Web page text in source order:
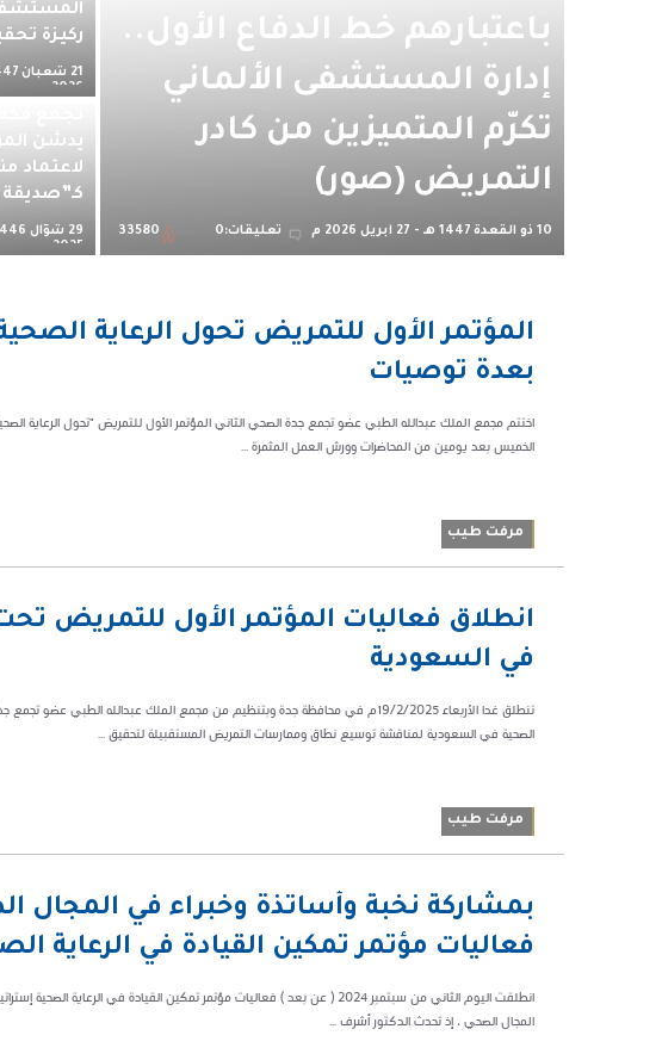
باعتبارهم خط الدفاع الأول..
إدارة المستشفى الألماني
تكرّم المتميزين من كادر
التمريض (صور)
10 ذو القعدة 1447 هـ - 27 أبريل 2026 م تعليقات:0 33580
ركيزة
2026 م
«بيئة
يدشن
لاعتماد
2025 م
المؤتمر الأول للتمريض تحول الرعاية
بعدة توصيات
اختتم مجمع الملك عبدالله الطبي عضو تجمع جدة الصحي الثاني المؤتمر الأول للتمريض "تحول الرعاية
الخميس بعد يومين من المحاضرات وورش العمل المثمرة ...
مرفت طيب
انطلاق فعاليات المؤتمر الأول للتمريض
في السعودية
تنطلق غدا الأربعاء 19/2/2025م في محافظة جدة وبتنظيم من مجمع الملك عبدالله
الصحية في السعودية لمناقشة توسيع نطاق وممارسات التمريض المستقبيلة لتحقيق ...
مرفت طيب
بمشاركة نخبة وأساتذة وخبراء في المجال
فعاليات مؤتمر تمكين القيادة في الرعاية
انطلقت اليوم الثاني من سبتمبر 2024 ( عن بعد ) فعاليات مؤتمر تمكين القيادة في
المجال الصحي ، إذ تحدث الدكتور أشرف ...